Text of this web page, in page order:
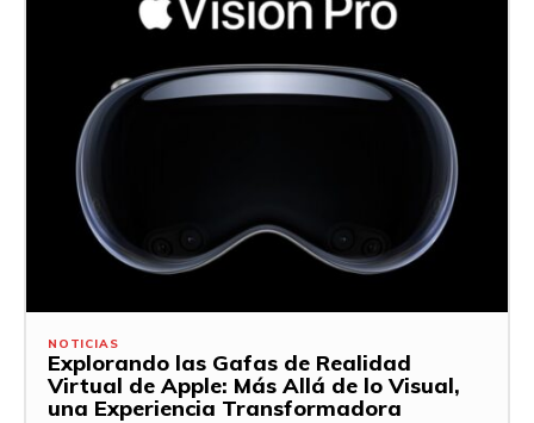
NOTICIAS
Explorando las Gafas de Realidad
Virtual de Apple: Más Allá de lo Visual,
una Experiencia Transformadora